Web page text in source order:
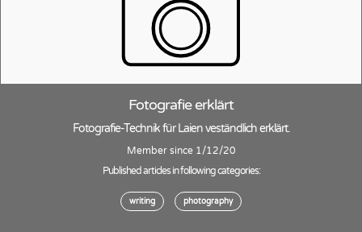
Fotografie erklärt
Fotografie-Technik für Laien veständlich erklärt.
Member since 1/12/20
Published articles in following categories:
writing photography